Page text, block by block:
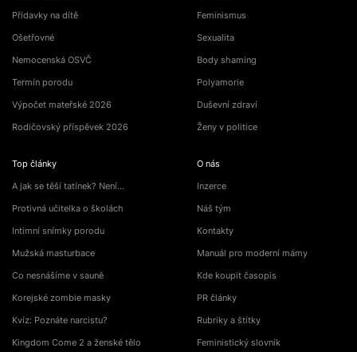
Přídavky na dítě
Ošetřovné
Nemocenská OSVČ
Termín porodu
Výpočet mateřské 2026
Rodičovský příspěvek 2026
Top články
A jak se těší tatínek? Není…
Protivná učitelka o školách
Intimní snímky porodu
Mužská masturbace
Co nesnášíme v sauně
Korejské zombie masky
Kvíz: Poznáte narcistu?
Kingdom Come 2 a ženské tělo
Feminismus
Sexualita
Body shaming
Polyamorie
Duševní zdraví
Ženy v politice
O nás
Inzerce
Náš tým
Kontakty
Manuál pro moderní mámy
Kde koupit časopis
PR články
Rubriky a štítky
Feministický slovník